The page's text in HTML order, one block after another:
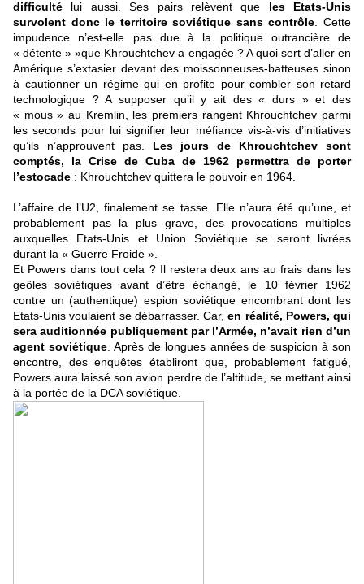
difficulté lui aussi. Ses pairs relèvent que les Etats-Unis
survolent donc le territoire soviétique sans contrôle . Cette
impudence n’est-elle pas due à la politique outrancière de
« détente » »que Khrouchtchev a engagée ? A quoi sert d’aller en
Amérique s’extasier devant des moissonneuses-batteuses sinon
à cautionner un régime qui en profite pour combler son retard
technologique ? A supposer qu’il y ait des « durs » et des
« mous » au Kremlin, les premiers rangent Khrouchtchev parmi
les seconds pour lui signifier leur méfiance vis-à-vis d’initiatives
qu’ils n’approuvent pas. Les jours de Khrouchtchev sont
comptés, la Crise de Cuba de 1962 permettra de porter
l’estocade : Khrouchtchev quittera le pouvoir en 1964.
L’affaire de l’U2, finalement se tasse. Elle n’aura été qu’une, et
probablement pas la plus grave, des provocations multiples
auxquelles Etats-Unis et Union Soviétique se seront livrées
durant la « Guerre Froide ».
Et Powers dans tout cela ? Il restera deux ans au frais dans les
geôles soviétiques avant d’être échangé, le 10 février 1962
contre un (authentique) espion soviétique encombrant dont les
Etats-Unis voulaient se débarrasser. Car,en réalité, Powers, qui
sera auditionnée publiquement par l’Armée, n’avait rien d’un
agent soviétique . Après de longues années de suspicion à son
encontre, des enquêtes établiront que, probablement fatigué,
Powers aura laissé son avion perdre de l’altitude, se mettant ainsi
à la portée de la DCA soviétique.